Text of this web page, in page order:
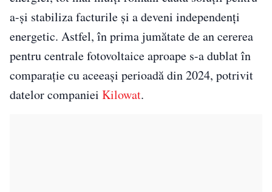
a-și stabiliza facturile și a deveni independenți
energetic. Astfel, în prima jumătate de an cererea
pentru centrale fotovoltaice aproape s-a dublat în
comparație cu aceeași perioadă din 2024, potrivit
datelor companiei Kilowat.